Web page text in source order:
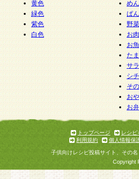
黄色
緑色
紫色
白色
めん
ぱん
野
お
お
た
サ
シ
そ
お
お
トップページ
レシピ
利用規約
個人情報保
子供向けレシピ投稿サイト、その
Copyright